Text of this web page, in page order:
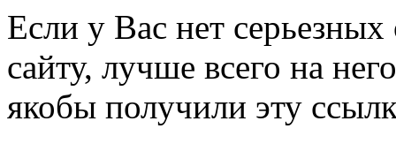
Если у Вас нет
сайту, лучше всего на
якобы получили эту